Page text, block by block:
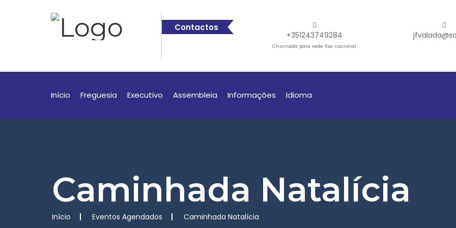
Contactos
+351243749284
Chamada para rede fixa nacional
Início Freguesia Executivo Assembleia Informações Idioma
Caminhada Natalícia
Início Eventos Agendados Caminhada Natalícia